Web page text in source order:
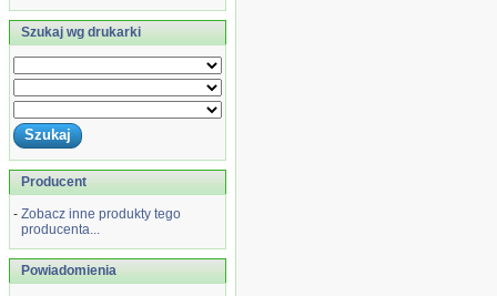
Szukaj wg drukarki
Producent
- Zobacz inne produkty tego
producenta...
Powiadomienia